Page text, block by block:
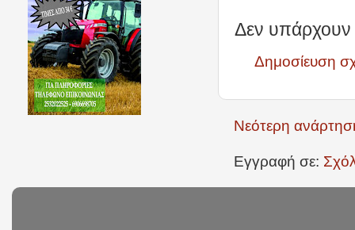
Δεν υπάρχουν
Δημοσίευση
Νεότερη
Εγγραφή σε: